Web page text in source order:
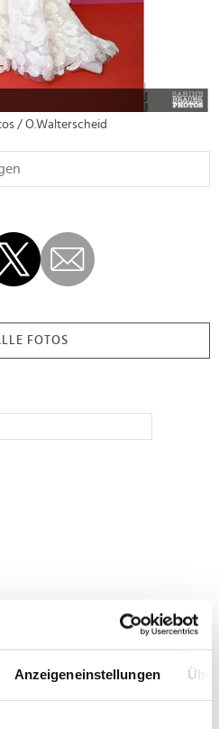
Anzeigeneinstellungen
/ O.Walterscheid
FOTOS